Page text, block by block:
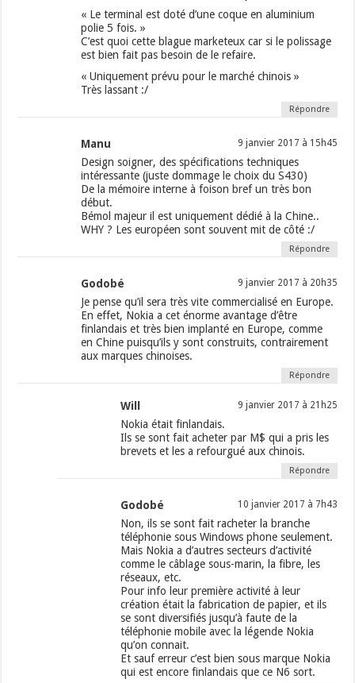
« Le terminal est doté d’une coque en aluminium
polie 5 fois. »
C’est quoi cette blague marketeux car si le polissage
est bien fait pas besoin de le refaire.
« Uniquement prévu pour le marché chinois »
Très lassant :/
Répondre
Manu 9 janvier 2017 à 15h45
Design soigner, des spécifications techniques
intéressante (juste dommage le choix du S430)
De la mémoire interne à foison bref un très bon
début.
Bémol majeur il est uniquement dédié à la Chine..
WHY ? Les européen sont souvent mit de côté :/
Répondre
Godobé 9 janvier 2017 à 20h35
Je pense qu’il sera très vite commercialisé en Europe.
En effet, Nokia a cet énorme avantage d’être
finlandais et très bien implanté en Europe, comme
en Chine puisqu’ils y sont construits, contrairement
aux marques chinoises.
Répondre
Will 9 janvier 2017 à 21h25
Nokia était finlandais.
Ils se sont fait acheter par M$ qui a pris les
brevets et les a refourgué aux chinois.
Répondre
Godobé 10 janvier 2017 à 7h43
Non, ils se sont fait racheter la branche
téléphonie sous Windows phone seulement.
Mais Nokia a d’autres secteurs d’activité
comme le câblage sous-marin, la fibre, les
réseaux, etc.
Pour info leur première activité à leur
création était la fabrication de papier, et ils
se sont diversifiés jusqu’à faute de la
téléphonie mobile avec la légende Nokia
qu’on connait.
Et sauf erreur c’est bien sous marque Nokia
qui est encore finlandais que ce N6 sort.